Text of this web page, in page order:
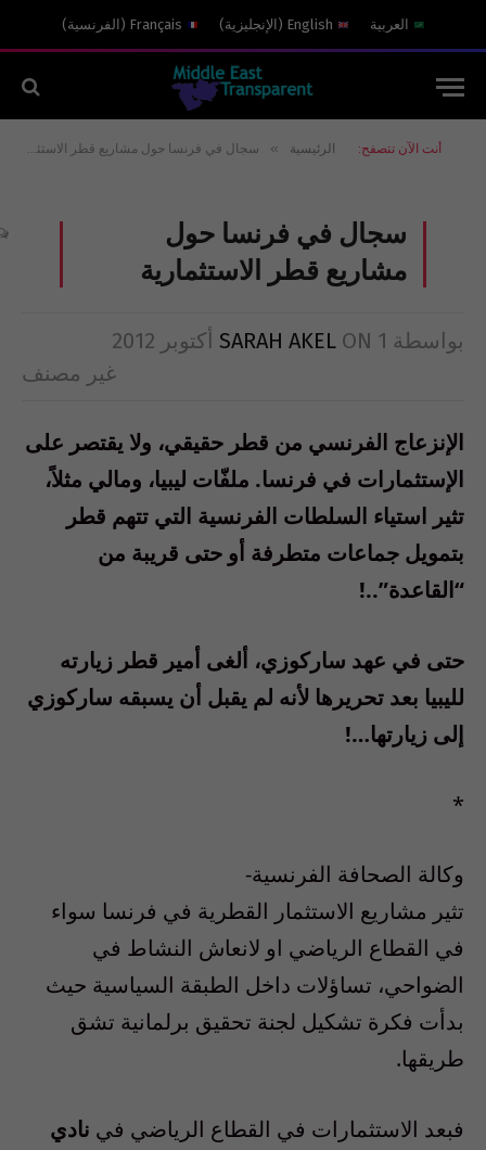
العربية English
( الإنجليزية)
Français
( الفرنسية)
أنت الآن تتصفح: الرئيسية » سجال في فرنسا حول مشاريع قطر الاستثمارية
سجال في فرنسا حول
مشاريع قطر الاستثمارية
بواسطة SARAH AKEL ON 1 أكتوبر 2012
غير مصنف
الإنزعاج الفرنسي من قطر حقيقي، ولا يقتصر على
الإستثمارات في فرنسا. ملفّات ليبيا، ومالي مثلاً،
تثير استياء السلطات الفرنسية التي تتهم قطر
بتمويل جماعات متطرفة أو حتى قريبة من
“القاعدة”..!
حتى في عهد ساركوزي، ألغى أمير قطر زيارته
لليبيا بعد تحريرها لأنه لم يقبل أن يسبقه ساركوزي
إلى زيارتها…!
*
وكالة الصحافة الفرنسية-
تثير مشاريع الاستثمار القطرية في فرنسا سواء
في القطاع الرياضي او لانعاش النشاط في
الضواحي، تساؤلات داخل الطبقة السياسية حيث
بدأت فكرة تشكيل لجنة تحقيق برلمانية تشق
طريقها.
فبعد الاستثمارات في القطاع الرياضي في نادي